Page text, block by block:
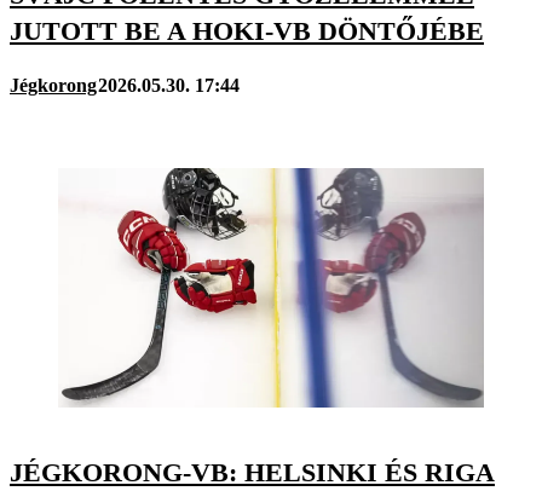
JUTOTT BE A HOKI-VB DÖNTŐJÉBE
Jégkorong2026.05.30. 17:44
JÉGKORONG-VB: HELSINKI ÉS RIGA